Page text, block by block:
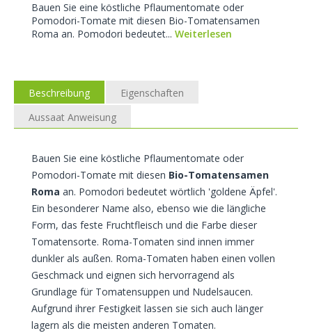
Bauen Sie eine köstliche Pflaumentomate oder
Pomodori-Tomate mit diesen Bio-Tomatensamen
Roma an. Pomodori bedeutet... Weiterlesen
Beschreibung
Eigenschaften
Aussaat Anweisung
Bauen Sie eine köstliche Pflaumentomate oder
Pomodori-Tomate mit diesen Bio-Tomatensamen
Roma an. Pomodori bedeutet wörtlich 'goldene Äpfel'.
Ein besonderer Name also, ebenso wie die längliche
Form, das feste Fruchtfleisch und die Farbe dieser
Tomatensorte. Roma-Tomaten sind innen immer
dunkler als außen. Roma-Tomaten haben einen vollen
Geschmack und eignen sich hervorragend als
Grundlage für Tomatensuppen und Nudelsaucen.
Aufgrund ihrer Festigkeit lassen sie sich auch länger
lagern als die meisten anderen Tomaten.